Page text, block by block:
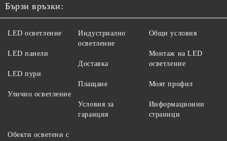
Бързи връзки:
LED осветление
LED панели
LED пури
Улично осветление
Индустриално
осветление
Доставка
Плащане
Условия за
гаранция
Общи условия
Монтаж на LED
осветление
Моят профил
Информационни
страници
Обекти осветени с